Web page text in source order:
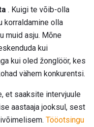
. Kuigi te võib-olla
korraldamine olla
muid asju. Mõne
kui
kui oled žonglöör, kes
vähem konkurentsi.
et saaksite intervjuule
aastaaja jooksul, sest
Tööotsingu